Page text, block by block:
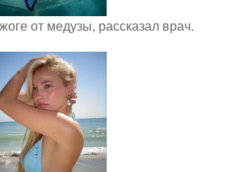
от медузы, рассказал врач.